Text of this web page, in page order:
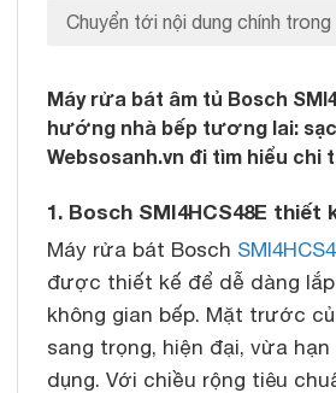
Chuyển tới nội dung chính trong
Máy rửa bát âm tủ Bosch
hướng nhà bếp tương lai:
Websosanh.vn đi tìm hiểu chi
1. Bosch SMI4HCS48E
Máy rửa bát Bosch
được thiết kế để dễ dàng
không gian bếp. Mặt trước
sang trọng, hiện đại, vừa
dụng. Với chiều rộng tiêu